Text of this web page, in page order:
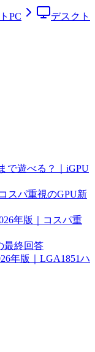
PC
デスクト
で遊べる？｜iGPU
スパ重視のGPU新
年版｜コスパ重
最終回答
年版｜LGA1851ハ